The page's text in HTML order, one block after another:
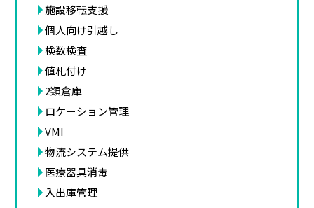
施設移転支援
個人向け引越し
検数検査
値札付け
2類倉庫
ロケーション管理
VMI
物流システム提供
医療器具消毒
入出庫管理